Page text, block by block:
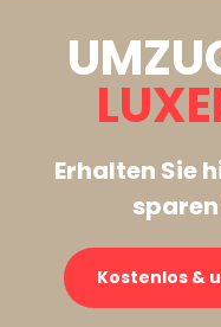
Erhalten Sie
Kostenlos &